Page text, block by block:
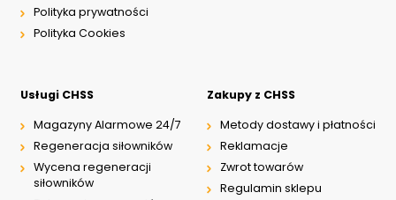
Polityka prywatności
Polityka Cookies
Usługi CHSS
Magazyny Alarmowe 24/7
Regeneracja siłowników
Wycena regeneracji
siłowników
Zakupy z CHSS
Metody dostawy i płatności
Reklamacje
Zwrot towarów
Regulamin sklepu